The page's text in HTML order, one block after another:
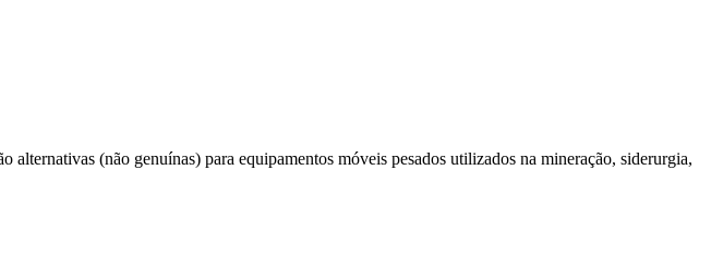
(não genuínas) para equipamentos móveis pesados utilizados na mineração, siderurgia,